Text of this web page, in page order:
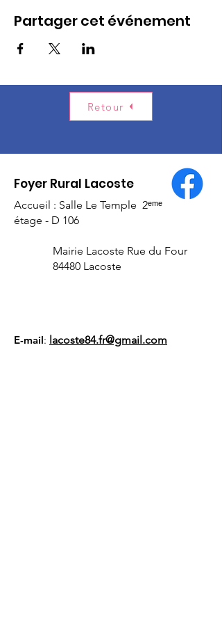
Partager cet événement
Retour
Foyer Rural Lacoste
Accueil : Salle Le Temple 2ᵉᵐᵉ
étage - D 106
Mairie Lacoste Rue du Four
84480 Lacoste
E-mail: lacoste84.fr@gmail.com